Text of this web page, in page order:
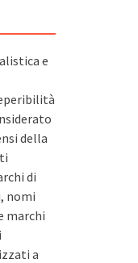
e
della
di
nomi
marchi
a